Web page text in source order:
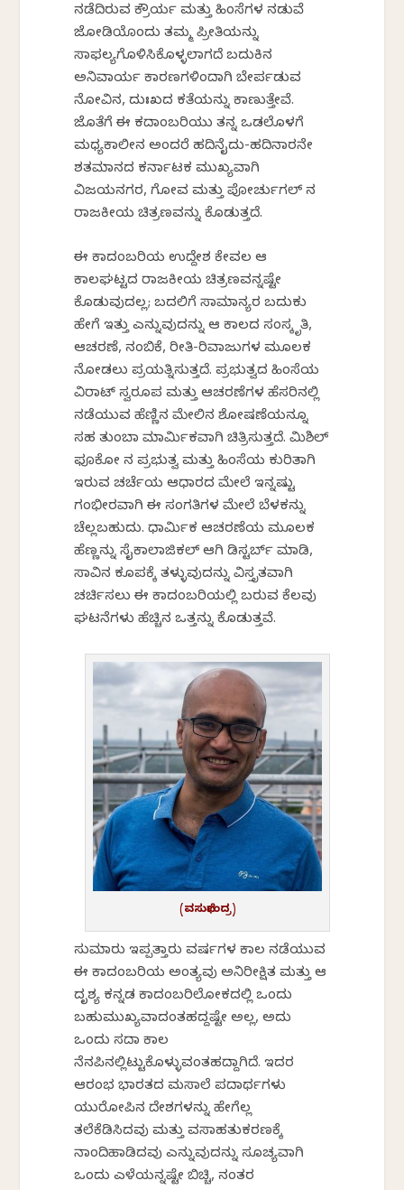
ನಡೆದಿರುವ ಕ್ರೌರ್ಯ ಮತ್ತು ಹಿಂಸೆಗಳ ನಡುವೆ
ಜೋಡಿಯೊಂದು ತಮ್ಮ ಪ್ರೀತಿಯನ್ನು
ಸಾಫಲ್ಯಗೊಳಿಸಿಕೊಳ್ಳಲಾಗದೆ ಬದುಕಿನ
ಅನಿವಾರ್ಯ ಕಾರಣಗಳಿಂದಾಗಿ ಬೇರ್ಪಡುವ
ನೋವಿನ, ದುಃಖದ ಕತೆಯನ್ನು ಕಾಣುತ್ತೇವೆ.
ಜೊತೆಗೆ ಈ ಕದಾಂಬರಿಯು ತನ್ನ ಒಡಲೊಳಗೆ
ಮಧ್ಯಕಾಲೀನ ಅಂದರೆ ಹದಿನೈದು-ಹದಿನಾರನೇ
ಶತಮಾನದ ಕರ್ನಾಟಕ ಮುಖ್ಯವಾಗಿ
ವಿಜಯನಗರ, ಗೋವ ಮತ್ತು ಪೋರ್ಚುಗಲ್ ನ
ರಾಜಕೀಯ ಚಿತ್ರಣವನ್ನು ಕೊಡುತ್ತದೆ.
ಈ ಕಾದಂಬರಿಯ ಉದ್ದೇಶ ಕೇವಲ ಆ
ಕಾಲಘಟ್ಟದ ರಾಜಕೀಯ ಚಿತ್ರಣವನ್ನಷ್ಟೇ
ಕೊಡುವುದಲ್ಲ; ಬದಲಿಗೆ ಸಾಮಾನ್ಯರ ಬದುಕು
ಹೇಗೆ ಇತ್ತು ಎನ್ನುವುದನ್ನು ಆ ಕಾಲದ ಸಂಸ್ಕೃತಿ,
ಆಚರಣೆ, ನಂಬಿಕೆ, ರೀತಿ-ರಿವಾಜುಗಳ ಮೂಲಕ
ನೋಡಲು ಪ್ರಯತ್ನಿಸುತ್ತದೆ. ಪ್ರಭುತ್ವದ ಹಿಂಸೆಯ
ವಿರಾಟ್ ಸ್ವರೂಪ ಮತ್ತು ಆಚರಣೆಗಳ ಹೆಸರಿನಲ್ಲಿ
ನಡೆಯುವ ಹೆಣ್ಣಿನ ಮೇಲಿನ ಶೋಷಣೆಯನ್ನೂ
ಸಹ ತುಂಬಾ ಮಾರ್ಮಿಕವಾಗಿ ಚಿತ್ರಿಸುತ್ತದೆ. ಮಿಶಿಲ್
ಫೂಕೋ ನ ಪ್ರಭುತ್ವ ಮತ್ತು ಹಿಂಸೆಯ ಕುರಿತಾಗಿ
ಇರುವ ಚರ್ಚೆಯ ಆಧಾರದ ಮೇಲೆ ಇನ್ನಷ್ಟು
ಗಂಭೀರವಾಗಿ ಈ ಸಂಗತಿಗಳ ಮೇಲೆ ಬೆಳಕನ್ನು
ಚೆಲ್ಲಬಹುದು. ಧಾರ್ಮಿಕ ಆಚರಣೆಯ ಮೂಲಕ
ಹೆಣ್ಣನ್ನು ಸೈಕಾಲಾಜಿಕಲ್ ಆಗಿ ಡಿಸ್ಟರ್ಬ್ ಮಾಡಿ,
ಸಾವಿನ ಕೂಪಕ್ಕೆ ತಳ್ಳುವುದನ್ನು ವಿಸ್ತೃತವಾಗಿ
ಚರ್ಚಿಸಲು ಈ ಕಾದಂಬರಿಯಲ್ಲಿ ಬರುವ ಕೆಲವು
ಘಟನೆಗಳು ಹೆಚ್ಚಿನ ಒತ್ತನ್ನು ಕೊಡುತ್ತವೆ.
(ವಸುಧೇಂದ್ರ)
ಸುಮಾರು ಇಪ್ಪತ್ತಾರು ವರ್ಷಗಳ ಕಾಲ ನಡೆಯುವ
ಈ ಕಾದಂಬರಿಯ ಅಂತ್ಯವು ಅನಿರೀಕ್ಷಿತ ಮತ್ತು ಆ
ದೃಶ್ಯ ಕನ್ನಡ ಕಾದಂಬರಿಲೋಕದಲ್ಲಿ ಒಂದು
ಬಹುಮುಖ್ಯವಾದಂತಹದ್ದಷ್ಟೇ ಅಲ್ಲ, ಅದು
ಒಂದು ಸದಾ ಕಾಲ
ನೆನಪಿನಲ್ಲಿಟ್ಟುಕೊಳ್ಳುವಂತಹದ್ದಾಗಿದೆ. ಇದರ
ಆರಂಭ ಭಾರತದ ಮಸಾಲೆ ಪದಾರ್ಥಗಳು
ಯುರೋಪಿನ ದೇಶಗಳನ್ನು ಹೇಗೆಲ್ಲ
ತಲೆಕೆಡಿಸಿದವು ಮತ್ತು ವಸಾಹತುಕರಣಕ್ಕೆ
ನಾಂದಿಹಾಡಿದವು ಎನ್ನುವುದನ್ನು ಸೂಚ್ಯವಾಗಿ
ಒಂದು ಎಳೆಯನ್ನಷ್ಟೇ ಬಿಚ್ಚಿ, ನಂತರ